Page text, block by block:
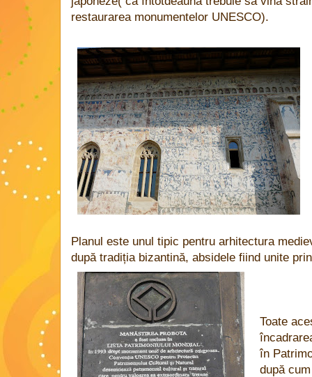
restaurarea monumentelor UNESCO).
Planul este unul tipic pentru arhitectura
după tradiția bizantină, absidele fiind unite
Toate
în
după